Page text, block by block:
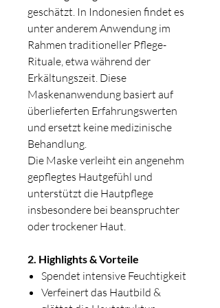
geschätzt. In Indonesien findet es
unter anderem Anwendung im
Rahmen traditioneller Pflege-
Rituale, etwa während der
Erkältungszeit. Diese
Maskenanwendung basiert auf
überlieferten Erfahrungswerten
und ersetzt keine medizinische
Behandlung.
Die Maske verleiht ein angenehm
gepflegtes Hautgefühl und
unterstützt die Hautpflege
insbesondere bei beanspruchter
oder trockener Haut.
2. Highlights & Vorteile
Spendet intensive Feuchtigkeit
Verfeinert das Hautbild &